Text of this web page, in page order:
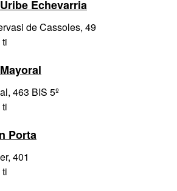
Echevarria
de Cassoles, 49
463 BIS 5º
Porta
401